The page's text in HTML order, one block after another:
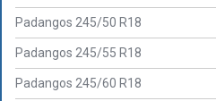
Padangos 245/50 R18
Padangos 245/55 R18
Padangos 245/60 R18